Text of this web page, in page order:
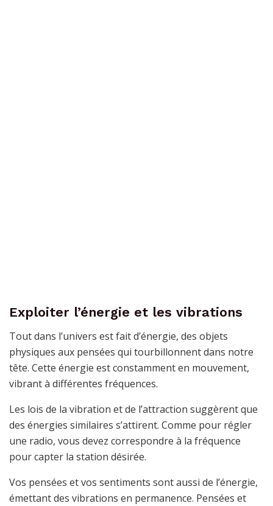
Exploiter l’énergie et les vibrations
Tout dans l’univers est fait d’énergie, des objets
physiques aux pensées qui tourbillonnent dans notre
tête. Cette énergie est constamment en mouvement,
vibrant à différentes fréquences.
Les lois de la vibration et de l’attraction suggèrent que
des énergies similaires s’attirent. Comme pour régler
une radio, vous devez correspondre à la fréquence
pour capter la station désirée.
Vos pensées et vos sentiments sont aussi de l’énergie,
émettant des vibrations en permanence. Pensées et